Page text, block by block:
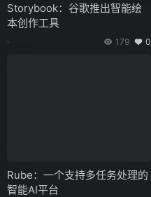
Storybook：谷歌推出智能绘
本创作工具
179 0
Rube：一个支持多任务处理的
智能AI平台